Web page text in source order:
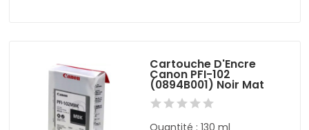
Cartouche D'Encre
Canon PFI-102
(0894B001) Noir Mat